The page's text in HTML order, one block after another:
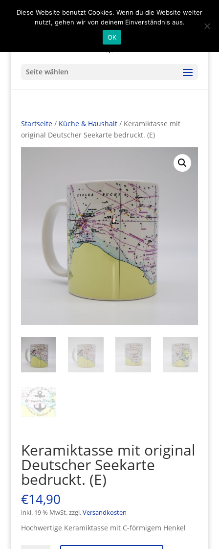
Seite wählen
Startseite/ Küche & Haushalt/ Keramiktasse mit
original Deutscher Seekarte bedruckt. (E)
Keramiktasse mit original
Deutscher Seekarte
bedruckt. (E)
€14,90
inkl. 19 % MwSt. zzgl.Versandkosten
Hochwertige Keramiktasse mit C-förmigem Henkel
Diese Website benutzt Cookies. Wenn du die Website weiter
nutzt, gehen wir von deinem Einverständnis aus.
OK